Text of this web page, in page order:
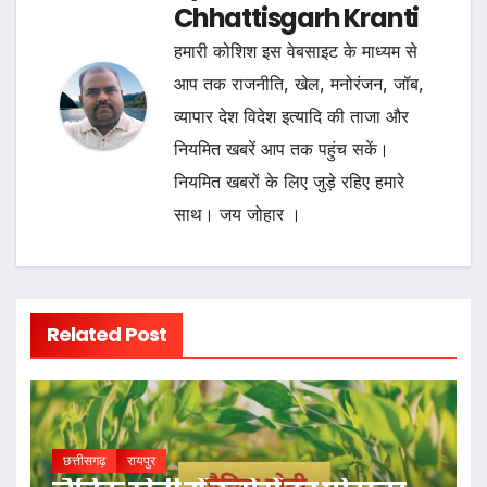
Chhattisgarh Kranti
हमारी कोशिश इस वेबसाइट के माध्यम से
आप तक राजनीति, खेल, मनोरंजन, जॉब,
व्यापार देश विदेश इत्यादि की ताजा और
नियमित खबरें आप तक पहुंच सकें।
नियमित खबरों के लिए जुड़े रहिए हमारे
साथ। जय जोहार ।
Related Post
छत्तीसगढ़ रायपुर